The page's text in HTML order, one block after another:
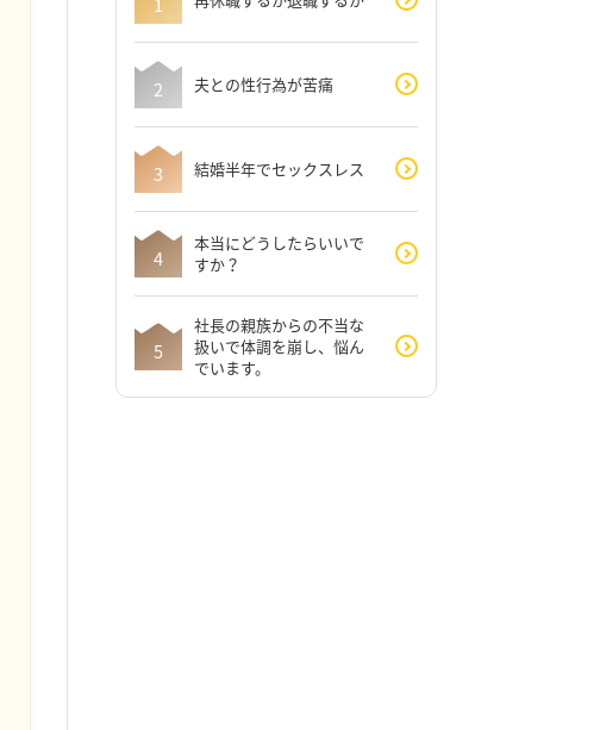
夫との性行為が苦痛
結婚半年でセックスレス
本当にどうしたらいいで
すか？
社長の親族からの不当な
扱いで体調を崩し、悩ん
でいます。